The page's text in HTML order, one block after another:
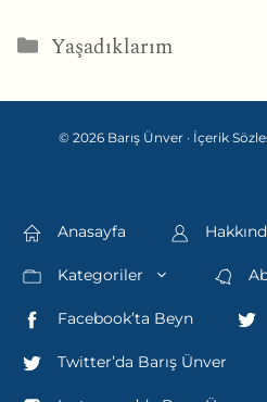
Kategoriler
Yaşadıklarım
© 2026 Barış Ünver · İçerik
Anasayfa
Kategoriler
Facebook’ta Beyn
Twitter’da Barış Ünver